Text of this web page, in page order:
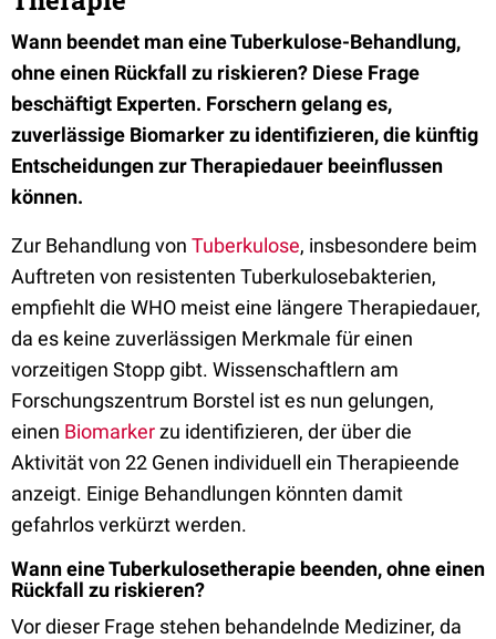
Wann beendet man eine Tuberkulose-Behandlung,
ohne einen Rückfall zu riskieren? Diese Frage
beschäftigt Experten. Forschern gelang es,
zuverlässige Biomarker zu identifizieren, die künftig
Entscheidungen zur Therapiedauer beeinflussen
können.
Zur Behandlung von Tuberkulose, insbesondere beim
Auftreten von resistenten Tuberkulosebakterien,
empfiehlt die WHO meist eine längere Therapiedauer,
da es keine zuverlässigen Merkmale für einen
vorzeitigen Stopp gibt. Wissenschaftlern am
Forschungszentrum Borstel ist es nun gelungen,
einen Biomarkerzu identifizieren, der über die
Aktivität von 22 Genen individuell ein Therapieende
anzeigt. Einige Behandlungen könnten damit
gefahrlos verkürzt werden.
Wann eine Tuberkulosetherapie beenden, ohne einen
Rückfall zu riskieren?
Vor dieser Frage stehen behandelnde Mediziner, da